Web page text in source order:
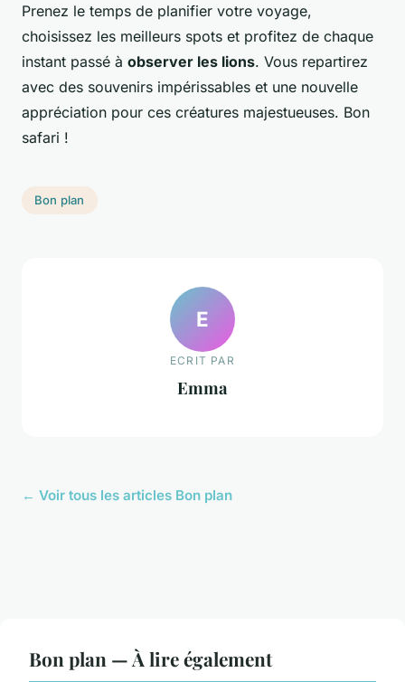
Prenez le temps de planifier votre voyage,
choisissez les meilleurs spots et profitez de chaque
instant passé à observer les lions. Vous repartirez
avec des souvenirs impérissables et une nouvelle
appréciation pour ces créatures majestueuses. Bon
safari !
Bon plan
E
ECRIT PAR
Emma
← Voir tous les articles Bon plan
Bon plan — À lire également